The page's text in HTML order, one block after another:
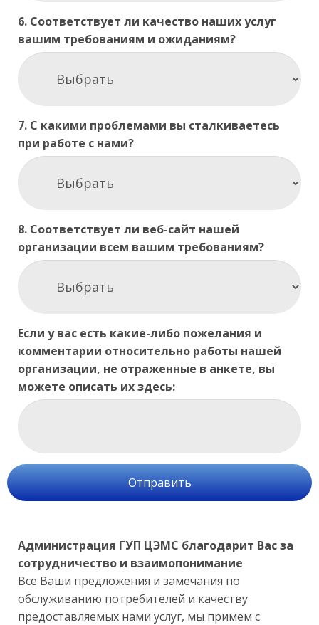
6. Соответствует ли качество наших услуг
вашим требованиям и ожиданиям?
7. С какими проблемами вы сталкиваетесь
при работе с нами?
8. Соответствует ли веб-сайт нашей
организации всем вашим требованиям?
Если у вас есть какие-либо пожелания и
комментарии относительно работы нашей
организации, не отраженные в анкете, вы
можете описать их здесь:
Отправить
Администрация ГУП ЦЭМС благодарит Вас за
сотрудничество и взаимопонимание
Все Ваши предложения и замечания по
обслуживанию потребителей и качеству
предоставляемых нами услуг, мы примем с